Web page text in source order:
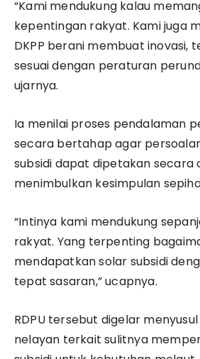
“Kami mendukung kalau
kepentingan rakyat. Kami juga
DKPP berani membuat inovasi,
sesuai dengan peraturan
ujarnya.
Ia menilai proses pendalaman
secara bertahap agar
subsidi dapat dipetakan secara
menimbulkan kesimpulan
“Intinya kami mendukung
rakyat. Yang terpenting
mendapatkan solar subsidi
tepat sasaran,” ucapnya.
RDPU tersebut digelar
nelayan terkait sulitnya